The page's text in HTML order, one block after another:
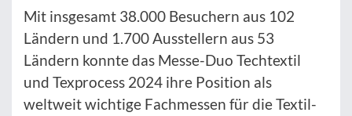
Mit insgesamt 38.000 Besuchern aus 102
Ländern und 1.700 Ausstellern aus 53
Ländern konnte das Messe-Duo Techtextil
und Texprocess 2024 ihre Position als
weltweit wichtige Fachmessen für die Textil-